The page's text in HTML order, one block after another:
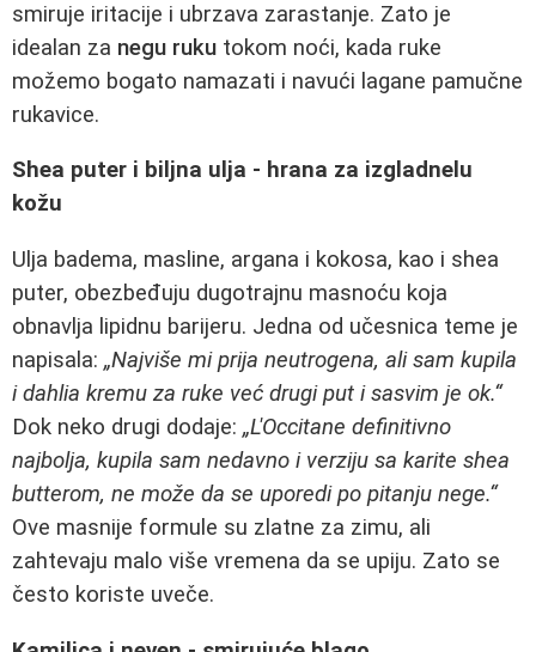
smiruje iritacije i ubrzava zarastanje. Zato je
idealan za negu ruku tokom noći, kada ruke
možemo bogato namazati i navući lagane pamučne
rukavice.
Shea puter i biljna ulja - hrana za izgladnelu
kožu
Ulja badema, masline, argana i kokosa, kao i shea
puter, obezbeđuju dugotrajnu masnoću koja
obnavlja lipidnu barijeru. Jedna od učesnica teme je
napisala: „Najviše mi prija neutrogena, ali sam kupila
i dahlia kremu za ruke već drugi put i sasvim je ok.“
Dok neko drugi dodaje: „L'Occitane definitivno
najbolja, kupila sam nedavno i verziju sa karite shea
butterom, ne može da se uporedi po pitanju nege.“
Ove masnije formule su zlatne za zimu, ali
zahtevaju malo više vremena da se upiju. Zato se
često koriste uveče.